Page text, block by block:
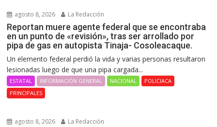
agosto 8, 2026 La Redacción
Reportan muere agente federal que se encontraba
en un punto de «revisión», tras ser arrollado por
pipa de gas en autopista Tinaja- Cosoleacaque.
Un elemento federal perdió la vida y varias personas resultaron
lesionadas luego de que una pipa cargada...
ESTATAL INFORMACIÓN GENERAL NACIONAL
POLICIACA
PRINCIPALES
agosto 8, 2026 La Redacción